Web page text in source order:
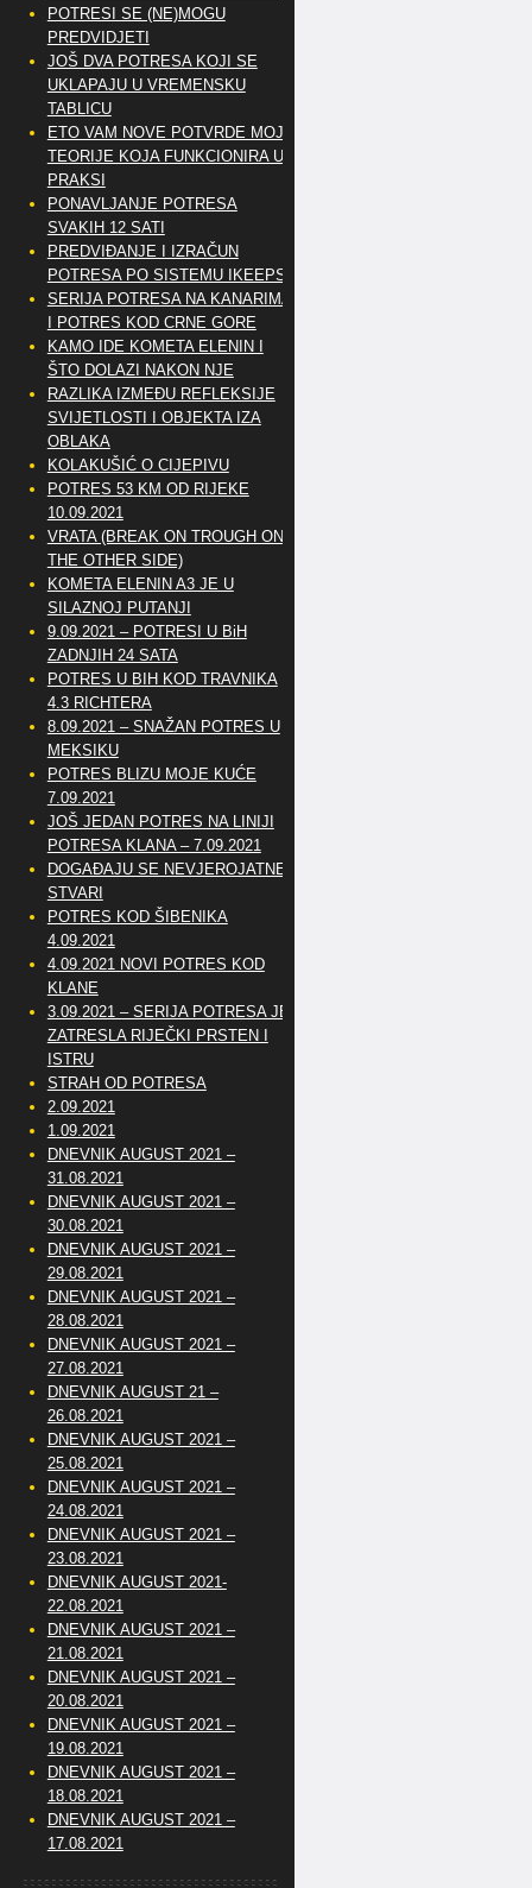
POTRESI SE (NE)MOGU
PREDVIDJETI
JOŠ DVA POTRESA KOJI SE
UKLAPAJU U VREMENSKU
TABLICU
ETO VAM NOVE POTVRDE MOJE
TEORIJE KOJA FUNKCIONIRA U
PRAKSI
PONAVLJANJE POTRESA
SVAKIH 12 SATI
PREDVIĐANJE I IZRAČUN
POTRESA PO SISTEMU IKEEPS
SERIJA POTRESA NA KANARIMA
I POTRES KOD CRNE GORE
KAMO IDE KOMETA ELENIN I
ŠTO DOLAZI NAKON NJE
RAZLIKA IZMEĐU REFLEKSIJE
SVIJETLOSTI I OBJEKTA IZA
OBLAKA
KOLAKUŠIĆ O CIJEPIVU
POTRES 53 KM OD RIJEKE
10.09.2021
VRATA (BREAK ON TROUGH ON
THE OTHER SIDE)
KOMETA ELENIN A3 JE U
SILAZNOJ PUTANJI
9.09.2021 – POTRESI U BiH
ZADNJIH 24 SATA
POTRES U BIH KOD TRAVNIKA
4.3 RICHTERA
8.09.2021 – SNAŽAN POTRES U
MEKSIKU
POTRES BLIZU MOJE KUĆE
7.09.2021
JOŠ JEDAN POTRES NA LINIJI
POTRESA KLANA – 7.09.2021
DOGAĐAJU SE NEVJEROJATNE
STVARI
POTRES KOD ŠIBENIKA
4.09.2021
4.09.2021 NOVI POTRES KOD
KLANE
3.09.2021 – SERIJA POTRESA JE
ZATRESLA RIJEČKI PRSTEN I
ISTRU
STRAH OD POTRESA
2.09.2021
1.09.2021
DNEVNIK AUGUST 2021 –
31.08.2021
DNEVNIK AUGUST 2021 –
30.08.2021
DNEVNIK AUGUST 2021 –
29.08.2021
DNEVNIK AUGUST 2021 –
28.08.2021
DNEVNIK AUGUST 2021 –
27.08.2021
DNEVNIK AUGUST 21 –
26.08.2021
DNEVNIK AUGUST 2021 –
25.08.2021
DNEVNIK AUGUST 2021 –
24.08.2021
DNEVNIK AUGUST 2021 –
23.08.2021
DNEVNIK AUGUST 2021-
22.08.2021
DNEVNIK AUGUST 2021 –
21.08.2021
DNEVNIK AUGUST 2021 –
20.08.2021
DNEVNIK AUGUST 2021 –
19.08.2021
DNEVNIK AUGUST 2021 –
18.08.2021
DNEVNIK AUGUST 2021 –
17.08.2021